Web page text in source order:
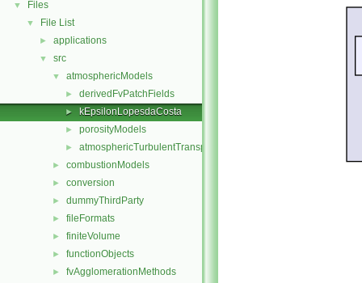
▼ Files
▼ File List
► applications
▼ src
▼ atmosphericModels
► derivedFvPatchFields
► kEpsilonLopesdaCosta
► porosityModels
► atmosphericTurbulentTransportModels.C
► combustionModels
► conversion
► dummyThirdParty
► fileFormats
► finiteVolume
► functionObjects
► fvAgglomerationMethods